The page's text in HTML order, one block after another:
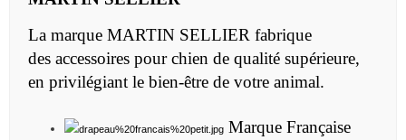
La marque MARTIN SELLIER fabrique
des accessoires pour chien de qualité supérieure,
en privilégiant le bien-être de votre animal.
Marque Française